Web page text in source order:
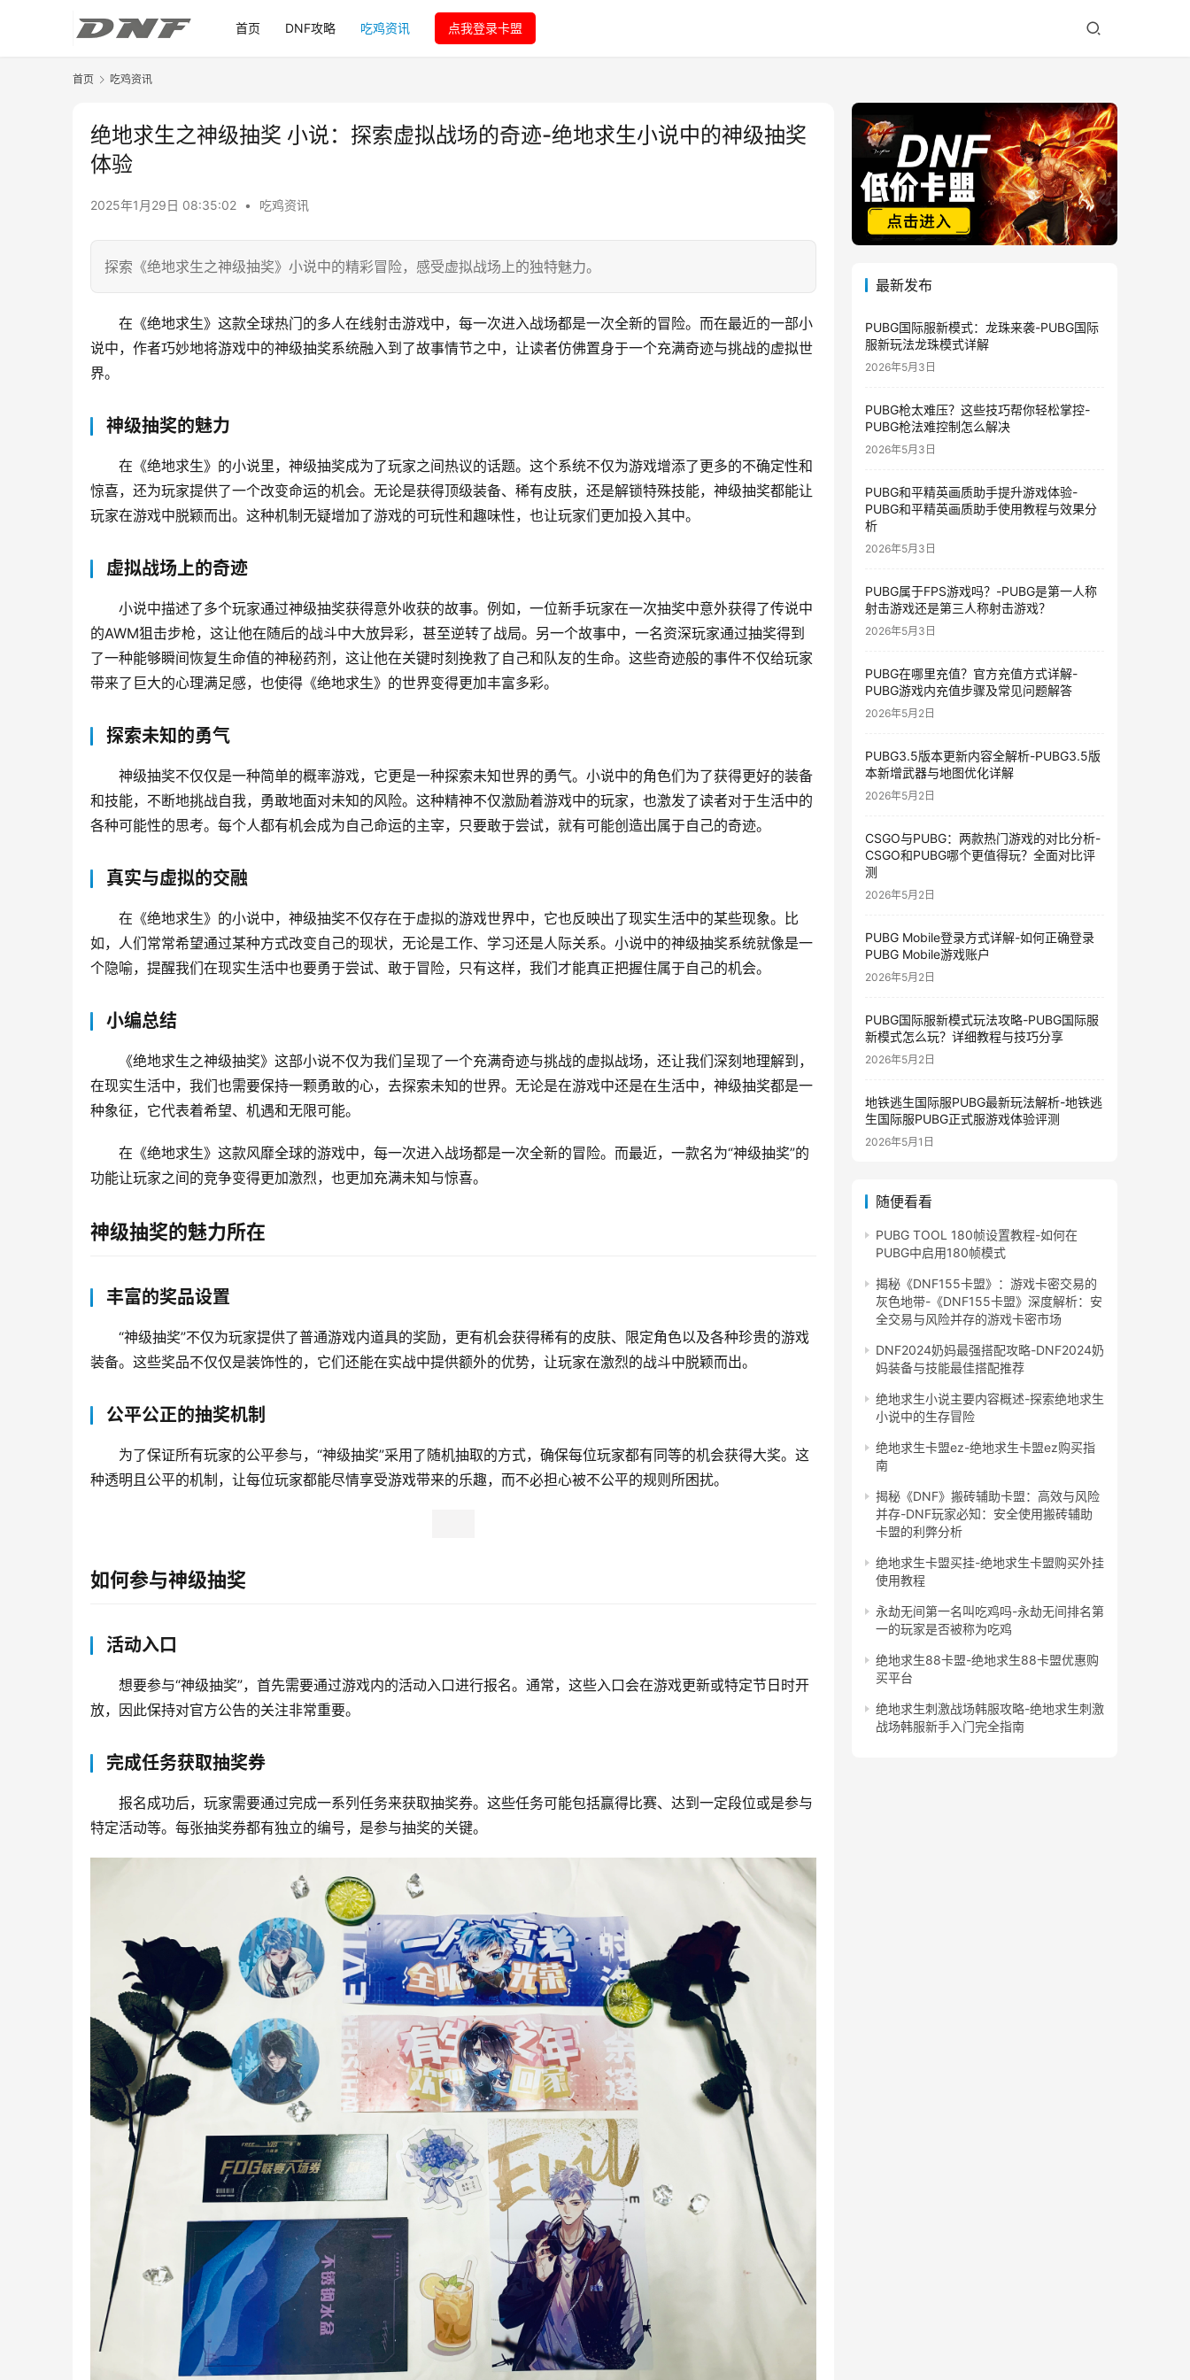
首页 DNF攻略 吃鸡资讯 点我登录卡盟
首页 吃鸡资讯
绝地求生之神级抽奖 小说：探索虚拟战场的奇迹-绝地求生小说中的神级抽奖
体验
2025年1月29日 08:35:02 • 吃鸡资讯
探索《绝地求生之神级抽奖》小说中的精彩冒险，感受虚拟战场上的独特魅力。
在《绝地求生》这款全球热门的多人在线射击游戏中，每一次进入战场都是一次全新的冒险。而在最近的一部小
说中，作者巧妙地将游戏中的神级抽奖系统融入到了故事情节之中，让读者仿佛置身于一个充满奇迹与挑战的虚拟世
界。
神级抽奖的魅力
在《绝地求生》的小说里，神级抽奖成为了玩家之间热议的话题。这个系统不仅为游戏增添了更多的不确定性和
惊喜，还为玩家提供了一个改变命运的机会。无论是获得顶级装备、稀有皮肤，还是解锁特殊技能，神级抽奖都能让
玩家在游戏中脱颖而出。这种机制无疑增加了游戏的可玩性和趣味性，也让玩家们更加投入其中。
虚拟战场上的奇迹
小说中描述了多个玩家通过神级抽奖获得意外收获的故事。例如，一位新手玩家在一次抽奖中意外获得了传说中
的AWM狙击步枪，这让他在随后的战斗中大放异彩，甚至逆转了战局。另一个故事中，一名资深玩家通过抽奖得到
了一种能够瞬间恢复生命值的神秘药剂，这让他在关键时刻挽救了自己和队友的生命。这些奇迹般的事件不仅给玩家
带来了巨大的心理满足感，也使得《绝地求生》的世界变得更加丰富多彩。
探索未知的勇气
神级抽奖不仅仅是一种简单的概率游戏，它更是一种探索未知世界的勇气。小说中的角色们为了获得更好的装备
和技能，不断地挑战自我，勇敢地面对未知的风险。这种精神不仅激励着游戏中的玩家，也激发了读者对于生活中的
各种可能性的思考。每个人都有机会成为自己命运的主宰，只要敢于尝试，就有可能创造出属于自己的奇迹。
真实与虚拟的交融
在《绝地求生》的小说中，神级抽奖不仅存在于虚拟的游戏世界中，它也反映出了现实生活中的某些现象。比
如，人们常常希望通过某种方式改变自己的现状，无论是工作、学习还是人际关系。小说中的神级抽奖系统就像是一
个隐喻，提醒我们在现实生活中也要勇于尝试、敢于冒险，只有这样，我们才能真正把握住属于自己的机会。
小编总结
《绝地求生之神级抽奖》这部小说不仅为我们呈现了一个充满奇迹与挑战的虚拟战场，还让我们深刻地理解到，
在现实生活中，我们也需要保持一颗勇敢的心，去探索未知的世界。无论是在游戏中还是在生活中，神级抽奖都是一
种象征，它代表着希望、机遇和无限可能。
在《绝地求生》这款风靡全球的游戏中，每一次进入战场都是一次全新的冒险。而最近，一款名为“神级抽奖”的
功能让玩家之间的竞争变得更加激烈，也更加充满未知与惊喜。
神级抽奖的魅力所在
丰富的奖品设置
“神级抽奖”不仅为玩家提供了普通游戏内道具的奖励，更有机会获得稀有的皮肤、限定角色以及各种珍贵的游戏
装备。这些奖品不仅仅是装饰性的，它们还能在实战中提供额外的优势，让玩家在激烈的战斗中脱颖而出。
公平公正的抽奖机制
为了保证所有玩家的公平参与，“神级抽奖”采用了随机抽取的方式，确保每位玩家都有同等的机会获得大奖。这
种透明且公平的机制，让每位玩家都能尽情享受游戏带来的乐趣，而不必担心被不公平的规则所困扰。
如何参与神级抽奖
活动入口
想要参与“神级抽奖”，首先需要通过游戏内的活动入口进行报名。通常，这些入口会在游戏更新或特定节日时开
放，因此保持对官方公告的关注非常重要。
完成任务获取抽奖券
报名成功后，玩家需要通过完成一系列任务来获取抽奖券。这些任务可能包括赢得比赛、达到一定段位或是参与
特定活动等。每张抽奖券都有独立的编号，是参与抽奖的关键。
最新发布
PUBG国际服新模式：龙珠来袭-PUBG国际
服新玩法龙珠模式详解
2026年5月3日
PUBG枪太难压？这些技巧帮你轻松掌控-
PUBG枪法难控制怎么解决
2026年5月3日
PUBG和平精英画质助手提升游戏体验-
PUBG和平精英画质助手使用教程与效果分
析
2026年5月3日
PUBG属于FPS游戏吗？-PUBG是第一人称
射击游戏还是第三人称射击游戏？
2026年5月3日
PUBG在哪里充值？官方充值方式详解-
PUBG游戏内充值步骤及常见问题解答
2026年5月2日
PUBG3.5版本更新内容全解析-PUBG3.5版
本新增武器与地图优化详解
2026年5月2日
CSGO与PUBG：两款热门游戏的对比分析-
CSGO和PUBG哪个更值得玩？全面对比评
测
2026年5月2日
PUBG Mobile登录方式详解-如何正确登录
PUBG Mobile游戏账户
2026年5月2日
PUBG国际服新模式玩法攻略-PUBG国际服
新模式怎么玩？详细教程与技巧分享
2026年5月2日
地铁逃生国际服PUBG最新玩法解析-地铁逃
生国际服PUBG正式服游戏体验评测
2026年5月1日
随便看看
PUBG TOOL 180帧设置教程-如何在
PUBG中启用180帧模式
揭秘《DNF155卡盟》：游戏卡密交易的
灰色地带-《DNF155卡盟》深度解析：安
全交易与风险并存的游戏卡密市场
DNF2024奶妈最强搭配攻略-DNF2024奶
妈装备与技能最佳搭配推荐
绝地求生小说主要内容概述-探索绝地求生
小说中的生存冒险
绝地求生卡盟ez-绝地求生卡盟ez购买指
南
揭秘《DNF》搬砖辅助卡盟：高效与风险
并存-DNF玩家必知：安全使用搬砖辅助
卡盟的利弊分析
绝地求生卡盟买挂-绝地求生卡盟购买外挂
使用教程
永劫无间第一名叫吃鸡吗-永劫无间排名第
一的玩家是否被称为吃鸡
绝地求生88卡盟-绝地求生88卡盟优惠购
买平台
绝地求生刺激战场韩服攻略-绝地求生刺激
战场韩服新手入门完全指南